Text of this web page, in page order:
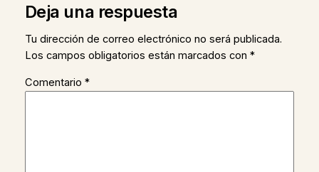
Deja una respuesta
Tu dirección de correo electrónico no será publicada.
Los campos obligatorios están marcados con *
Comentario *